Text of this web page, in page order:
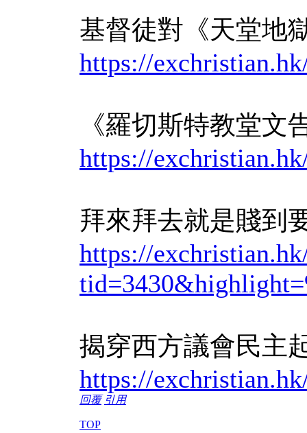
基督徒對《天堂地
https://
《羅切斯特教堂文
https://
拜來拜去就是賤到
https://
揭穿西方議會民主
https://
回覆 引用
TOP